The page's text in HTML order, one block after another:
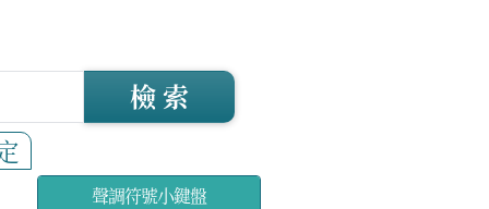
檢 索
聲調符號小鍵盤